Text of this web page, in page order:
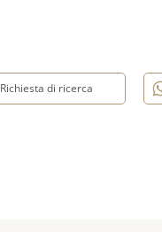
Richiesta di ricerca